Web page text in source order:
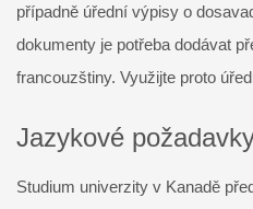
případně úřední výpisy o
dokumenty je potřeba dodávat
francouzštiny. Využijte proto
Jazykové
Studium univerzity v Kanadě